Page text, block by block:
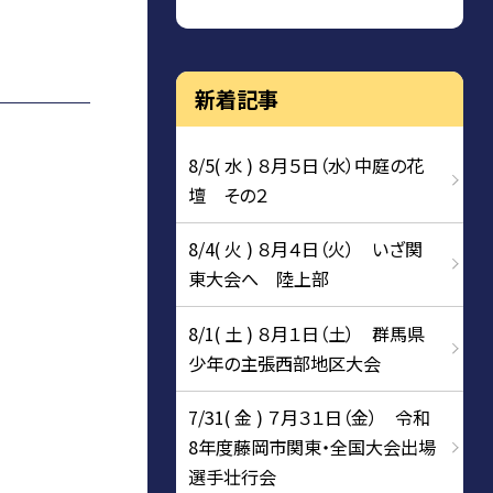
新着記事
8/5( 水 ) ８月５日（水）中庭の花
壇 その２
8/4( 火 ) ８月４日（火） いざ関
東大会へ 陸上部
8/1( 土 ) ８月１日（土） 群馬県
少年の主張西部地区大会
7/31( 金 ) ７月３１日（金） 令和
8年度藤岡市関東・全国大会出場
選手壮行会